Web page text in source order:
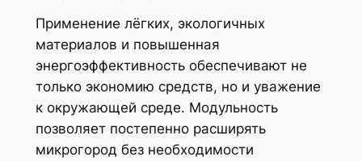
Применение лёгких, экологичных
материалов и повышенная
энергоэффективность обеспечивают не
только экономию средств, но и уважение
к окружающей среде. Модульность
позволяет постепенно расширять
микрогород без необходимости